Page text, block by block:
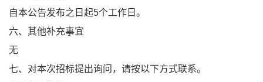
自本公告发布之日起5个工作日。
六、其他补充事宜
无
七、对本次招标提出询问，请按以下方式联系。